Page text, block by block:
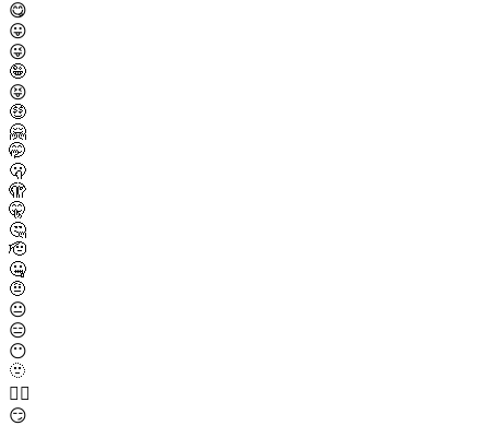
😋
😛
😜
🤪
😝
🤑
🤗
🤭
🫢
🫣
🤫
🤔
🫡
🤐
🤨
😐
😑
😶
🫥
😶‍🌫️
😏